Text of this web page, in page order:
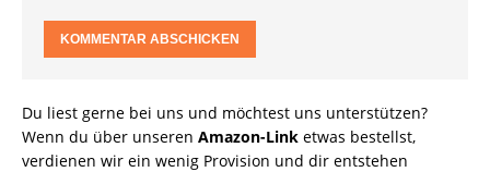
Du liest gerne bei uns und möchtest uns unterstützen?
Wenn du über unseren Amazon-Link etwas bestellst,
verdienen wir ein wenig Provision und dir entstehen